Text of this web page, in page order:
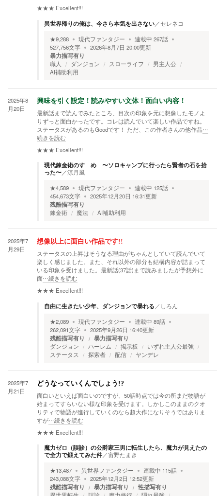
★★★ Excellent!!!
異世界帰りの俺は、今さら本気を出さない／セレネコ
★9,288 現代ファンタジー 連載中 267話
527,756文字 2026年8月7日 20:00更新
暴力描写有り
職人 ダンジョン スローライフ
男主人公
AI補助利用
2025年8
月20日
興味を引く設定！読みやすい文体！面白い内容！
最新話まで読んでみたところ、目次の印象を元に想像したモノよ
りずっと面白かったです。コレは読んでいて楽しい作品ですね。
ステータスがあるのもGoodです！ ただ、この作者さんの他作品…
続きを読む
★★★ Excellent!!!
現代錬金術のすゝめ 〜ソロキャンプに行ったら賢者の石を拾
った〜／涼月風
★4,589 現代ファンタジー 連載中 125話
454,673文字 2025年12月20日 16:31更新
残酷描写有り
錬金術 魔法 AI補助利用
2025年7
月29日
想像以上に面白い作品です!!
ステータスの上昇はそうなる理由がちゃんとしていて読んでいて
楽しく感じました。また、それ以外の部分も結構内容が詰まって
いる印象を受けました。最新話(37話)まで読みましたが予想外に
面…続きを読む
★★★ Excellent!!!
自由に生きたい少年、ダンジョンで暴れる ／ しろん
★2,089 現代ファンタジー 連載中 89話
262,091文字 2025年9月26日 16:40更新
残酷描写有り 暴力描写有り
ダンジョン ハーレム 掲示板
いずれ主人公最強
ステータス
探索者 配信 ヤンデレ
2025年7
月21日
どうなっていくんでしょう!?
面白いといえば面白いのですが、50話時点では今の所まだ物語が
始まってすらいない様な印象を受けます。しかしこのままのクオ
リティで物語が進行していくのなら超大作になりそうではありま
すが…続きを読む
★★★ Excellent!!!
魔力ゼロ（誤診）の公爵家三男に転生したら、魔力が見えたの
で全力で鍛えてみた件／宙野たまき
★13,487 異世界ファンタジー 連載中 115話
243,088文字 2025年12月2日 12:52更新
残酷描写有り 暴力描写有り 性描写有り